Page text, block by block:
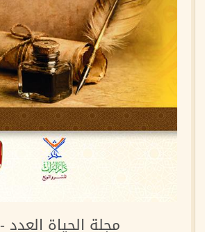
مجلة الحياة العدد -31-